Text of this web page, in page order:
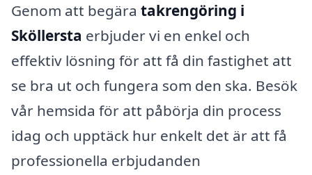
Genom att begära takrengöring i
Sköllersta erbjuder vi en enkel och
effektiv lösning för att få din fastighet att
se bra ut och fungera som den ska. Besök
vår hemsida för att påbörja din process
idag och upptäck hur enkelt det är att få
professionella erbjudanden